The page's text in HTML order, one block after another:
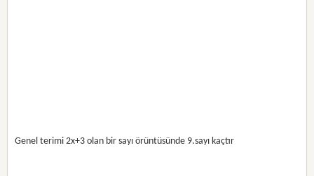
Genel terimi 2x+3 olan bir sayı örüntüsünde 9.sayı kaçtır